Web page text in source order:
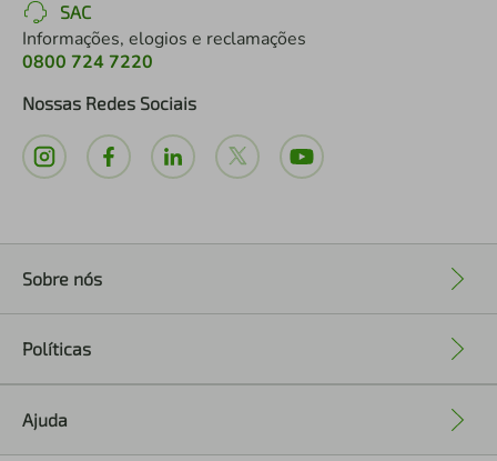
SAC
Informações, elogios e reclamações
0800 724 7220
Nossas Redes Sociais
Sobre nós
Políticas
Ajuda